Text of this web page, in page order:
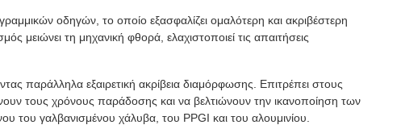
οδηγών, το οποίο εξασφαλίζει ομαλότερη και ακριβέστερη
τη μηχανική φθορά, ελαχιστοποιεί τις απαιτήσεις
παράλληλα εξαιρετική ακρίβεια διαμόρφωσης. Επιτρέπει στους
τους χρόνους παράδοσης και να βελτιώνουν την ικανοποίηση των
του γαλβανισμένου χάλυβα, του PPGI και του αλουμινίου.